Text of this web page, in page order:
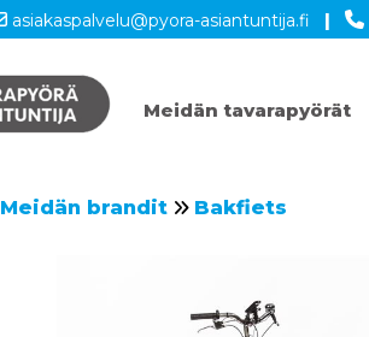
asiakaspalvelu@pyora-asiantuntija.fi |
Meidän tavarapyörät
Meidän brandit Bakfiets